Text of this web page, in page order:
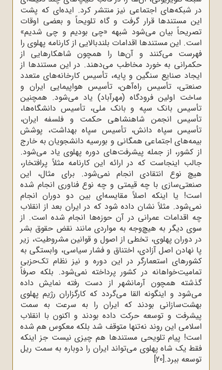
در شبکه‌های اجتماعی نیز منتشر کرد. ایده‌ای که پشت
این مستندها قرار گرفت و گاه تلویحاً و بعضی‌ اوقات
تصریحاً بیان می‌شود شبهه «چی بودیم و چی شدیم»
است. این مستندها اقدامات بلندبالایی از کارنامه پهلوی را
فهرست می‌کنند و آن‌ها را همچون شاهکارهایی از
حکمرانی به خورد مخاطب می‌دهند. در این مستندها از
ایجاد صنایع سنگین و پایه، تأسیس کارخانه‌های متعدد
صنعتی، تأسیس راه‌آهن، تأسیس هواپیمایی ایران و
ساخت اولین فرودگاه (مهرآباد) یاد می‌شود. همچنین
تأسیس بانک سپه و بانک ملی، تأسیس دانشگاه‌ها،
تأسیس انجمن شاهنشاهی حکمت و فلسفه ایران،
تأسیس سپاه دانش، تأسیس سپاه بهداشت، پوشش
بیمه‌های اجتماعی همگانی و بورسیه دانشجویان به خارج
از کشور، از جمله پیشرفت‌های دوره پهلوی یاد می‌شود.
جالب اینجاست که در ارائه این کارنامه مثلاً پرافتخار،
هیچ نوع انتقادی انجام نمی‌شود. برای مثال، این
صنعتی‌سازی با چه قیمتی و چه نوع فناوری انجام شده
است! یا اینکه اصلاً مقایسه‌ای بین دو دوران انجام
نمی‌شود. مثلاً نشان داده شود که در ایران بعد از انقلاب
چه اقدامات عمرانی در آن حوزه‌ها انجام شده است. از
سوی دیگر به هیچ‌وجه به مواردی مانند نقض حقوق بشر
در دوران پهلوی، تخطی از اصول و قوانین مشروطیت، زیر
پا نهادن اصل آزادی، اختناق و فشار سیاسی، وابستگی به
کشورهای استعمارگر در این دوره و نیز نظام تک‌حزبی
تمامیت‌خواهانه در کشور پرداخته نمی‌شود. بلکه صرفاً
گذشته همچون آرمانشهر از دست رفته نمایش داده
می‌شود و اینگونه القا می‌گردد که کارگزاران رژیم پهلوی
بهشت‌سازانی بودند که ایران را به سرعت به سمت
پیشرفت و توسعه حرکت داده بودند و اکنون با انقلاب
اسلامی این روند نه‌تنها متوقف شد بلکه معکوس هم شده
است! پیام تلویحی مستندها هم چیزی نیست جز اینکه
فقط یک شاه پهلوی می‌تواند ایران را دوباره به سمت ریل
توسعه ببرد.[20]